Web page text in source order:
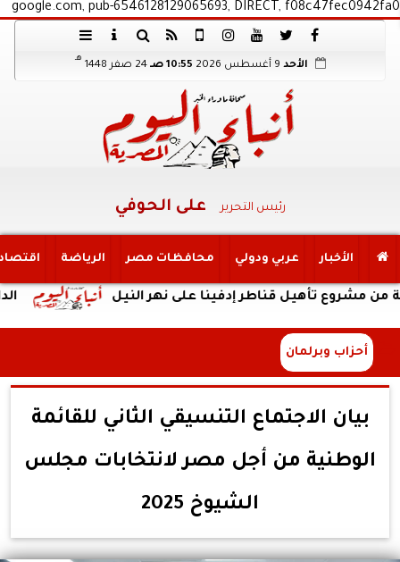
google.com, pub-6546128129065693, DIRECT, f08c47fec0942fa0
الأحد 10:55 صـ 24 صفر 1448
هـ
رئيس التحرير على الحوفي
الأخبار عربي ودولي محافظات مصر الرياضة
تأهيل قناطر إدفينا على نهر النيل
أحزاب وبرلمان
بيان الاجتماع التنسيقي الثاني للقائمة
الوطنية من أجل مصر لانتخابات مجلس
الشيوخ 2025